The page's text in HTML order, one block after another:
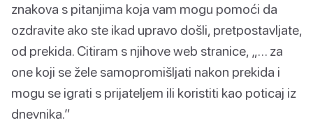
znakova s pitanjima koja vam mogu pomoći da
ozdravite ako ste ikad upravo došli, pretpostavljate,
od prekida. Citiram s njihove web stranice, „… za
one koji se žele samopromišljati nakon prekida i
mogu se igrati s prijateljem ili koristiti kao poticaj iz
dnevnika.”